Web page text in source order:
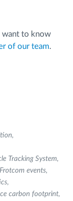
want to know
of our team.
Tracking System
Frotcom events
carbon footprint